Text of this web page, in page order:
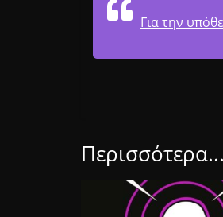
Για την
Περισσότερα...